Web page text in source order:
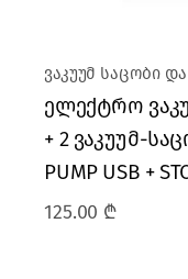
ვაკუუმ საცობი
ელექტრო
+ 2 ვაკუუმ-
PUMP USB +
125.00 ₾